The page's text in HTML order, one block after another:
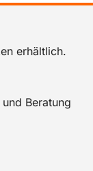
erhältlich.
Beratung